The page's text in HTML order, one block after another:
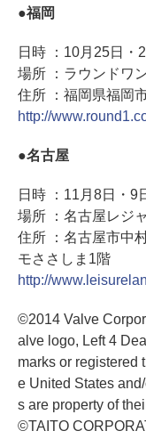
●福岡
日時 ：10月25日・
場所 ：ラウンドワ
住所 ：福岡県福岡
http://
●名古屋
日時 ：11月8日・9
場所 ：名古屋レジ
住所 ：名古屋市中
モささしま1階
http://
©2014 Valve
alve logo, Left 4
marks or registered
e United States
s are property of
©TAITO